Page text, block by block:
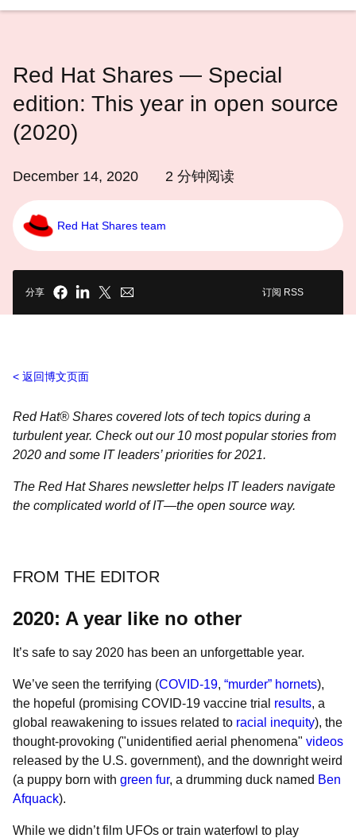
言
Red Hat Shares ― Special
edition: This year in open source
(2020)
December 14, 2020 2 分钟阅读
Red Hat Shares team
分享 订阅 RSS
返回博文页面
Red Hat® Shares covered lots of tech topics during a
turbulent year. Check out our 10 most popular stories from
2020 and some IT leaders’ priorities for 2021.
The Red Hat Shares newsletter helps IT leaders navigate
the complicated world of IT―the open source way.
FROM THE EDITOR
2020: A year like no other
It’s safe to say 2020 has been an unforgettable year.
We’ve seen the terrifying (COVID-19, “murder” hornets),
the hopeful (promising COVID-19 vaccine trial results, a
global reawakening to issues related to racial inequity), the
thought-provoking ("unidentified aerial phenomena" videos
released by the U.S. government), and the downright weird
(a puppy born with green fur, a drumming duck named Ben
Afquack).
While we didn’t film UFOs or train waterfowl to play